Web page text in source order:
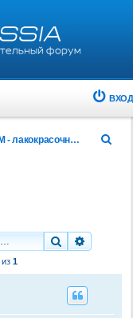
ВХОД
ЛКМ - лакокрасочные материалы
Поиск
1